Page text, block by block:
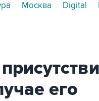
Москва Digital
его